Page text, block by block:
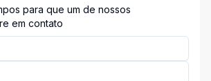
para que um de nossos
em contato